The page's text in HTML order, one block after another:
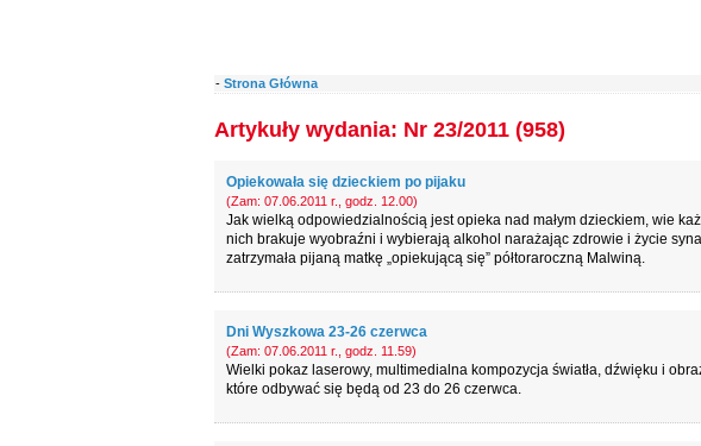
- Strona Główna
Artykuły wydania: Nr 23/2011 (958)
Opiekowała się dzieckiem po pijaku
(Zam: 07.06.2011 r., godz. 12.00)
Jak wielką odpowiedzialnością jest opieka nad małym dzieckiem, wie
nich brakuje wyobraźni i wybierają alkohol narażając zdrowie i życie
zatrzymała pijaną matkę „opiekującą się” półtoraroczną Malwiną.
Dni Wyszkowa 23-26 czerwca
(Zam: 07.06.2011 r., godz. 11.59)
Wielki pokaz laserowy, multimedialna kompozycja światła, dźwięku i
które odbywać się będą od 23 do 26 czerwca.